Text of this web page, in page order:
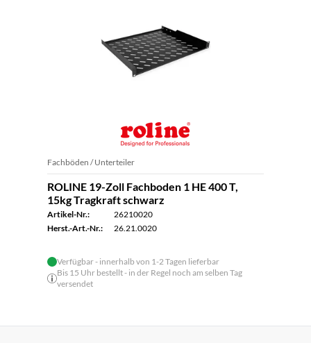
Fachböden / Unterteiler
ROLINE 19-Zoll Fachboden 1 HE 400 T,
15kg Tragkraft schwarz
Artikel-Nr.:
26210020
Herst.-Art.-Nr.:
26.21.0020
Verfügbar - innerhalb von 1-2 Tagen lieferbar
Bis 15 Uhr bestellt - in der Regel noch am selben Tag
versendet